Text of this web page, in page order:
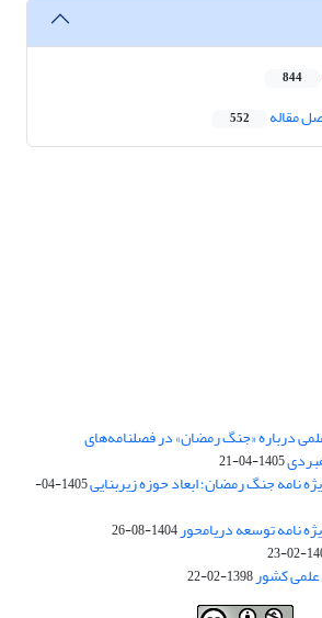
844
مقاله 552
درباره «جنگ رمضان» در فصلنامه‌های
1405-04-21
نامه جنگ رمضان؛ ابعاد حوزه زیربنایی
1405-04-
نامه توسعه دریامحور1404-08-26
کشور1398-02-22